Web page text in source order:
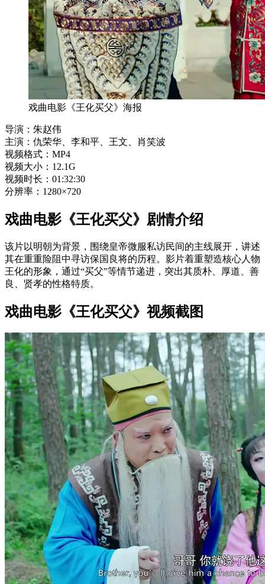
戏曲电影《王化买父》海报
导演：朱赵伟
主演：仇荣华、李和平、王文、肖笑波
视频格式：MP4
视频大小：12.1G
视频时长：01:32:30
分辨率：1280×720
戏曲电影《王化买父》剧情介绍
该片以明朝为背景，围绕皇帝微服私访民间的主线展开，讲述
其在重重险阻中寻访保国良将的历程。影片着重塑造核心人物
王化的形象，通过“买父”等情节递进，突出其质朴、厚道、善
良、贤孝的性格特质。
戏曲电影《王化买父》视频截图